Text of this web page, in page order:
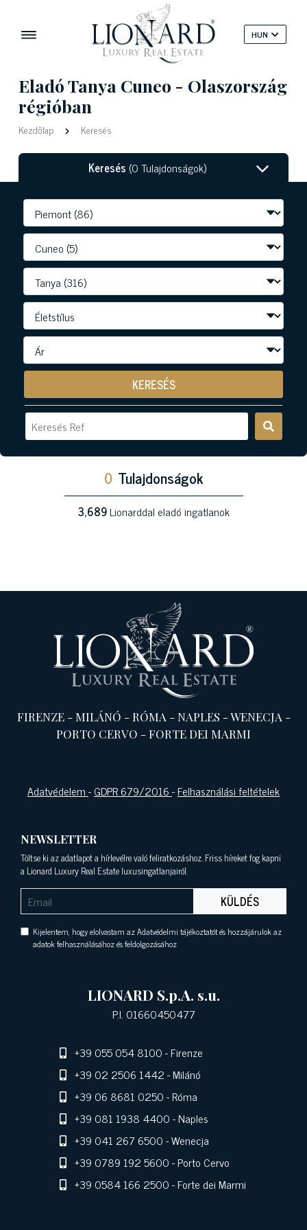
HUN
Eladó Tanya Cuneo - Olaszország
régióban
Kezdőlap Keresés
Keresés (0 Tulajdonságok)
KERESÉS
0 Tulajdonságok
3,689Lionarddal eladó ingatlanok
FIRENZE-MILÁNÓ -RÓMA -NAPLES -WENECJA -
PORTO CERVO -FORTE DEI MARMI
Adatvédelem-GDPR 679/2016-Felhasználási feltételek
NEWSLETTER
Töltse ki az adatlapot a hírlevélre való feliratkozáshoz. Friss híreket fog kapni
a Lionard Luxury Real Estate luxusingatlanjairól.
KÜLDÉS
Kijelentem, hogy elolvastam az Adatvédelmi tájékoztatót és hozzájárulok az
adatok felhasználásához és feldolgozásához
LIONARD S.p.A. s.u.
P.I. 01660450477
+39 055 054 8100- Firenze
+39 02 2506 1442- Milánó
+39 06 8681 0250- Róma
+39 081 1938 4400- Naples
+39 041 267 6500- Wenecja
+39 0789 192 5600- Porto Cervo
+39 0584 166 2500- Forte dei Marmi